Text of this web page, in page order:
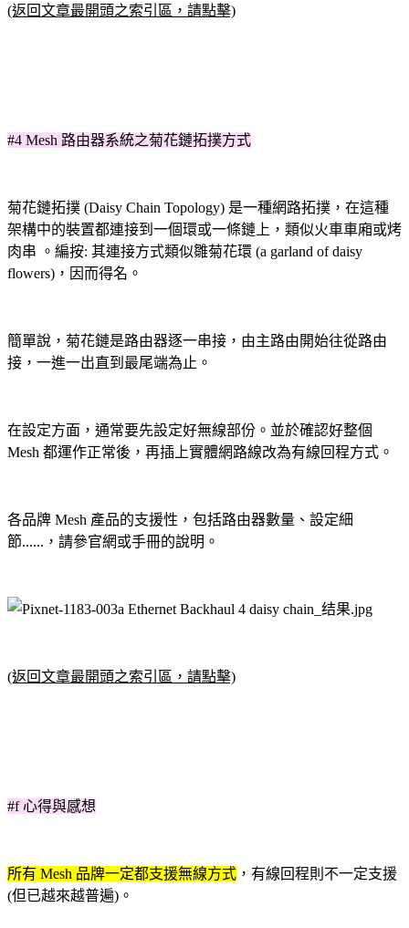
(返回文章最開頭之索引區，請點擊)
#4 Mesh 路由器系統之菊花鏈拓撲方式
菊花鏈拓撲 (Daisy Chain Topology) 是一種網路拓撲，在這種
架構中的裝置都連接到一個環或一條鏈上， 類似火車車廂或烤
肉串 。編按: 其連接方式類似雛菊花環 (a garland of daisy
flowers)，因而得名 。
簡單說，菊花鏈是路由器逐一串接 ，由主路由開始往從路由
接 ， 一進一出直到最尾端為止 。
在設定方面，通常要先設定好無線部份 。 並於確認好整個
Mesh 都運作正常後，再插上實體網路線改為有線回程方式 。
各品牌 Mesh 產品的支援性 ，包括路由器數量、設定細
節......，請參官網或手冊的說明 。
(返回文章最開頭之索引區，請點擊)
#f 心得與感想
所有 Mesh 品牌一定都支援無線方式 ，有線回程則不一定支援
(但已越來越普遍) 。